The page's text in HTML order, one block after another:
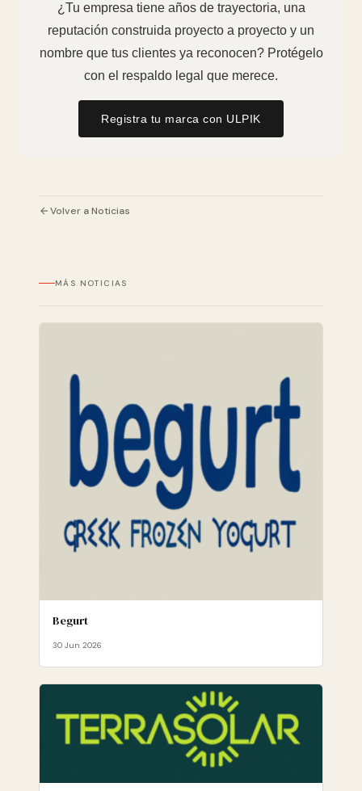
¿Tu empresa tiene años de trayectoria, una
reputación construida proyecto a proyecto y un
nombre que tus clientes ya reconocen? Protégelo
con el respaldo legal que merece.
Registra tu marca con ULPIK
Volver a Noticias
MÁS NOTICIAS
Begurt
30 Jun 2026